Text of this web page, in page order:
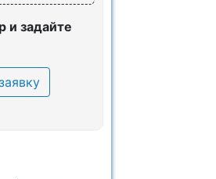
и задайте